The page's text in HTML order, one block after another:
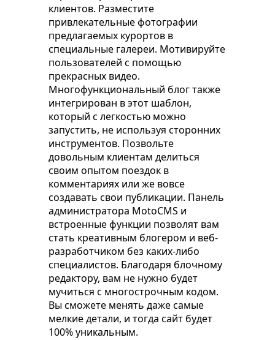
клиентов. Разместите
привлекательные фотографии
предлагаемых курортов в
специальные галереи. Мотивируйте
пользователей с помощью
прекрасных видео.
Многофункциональный блог также
интегрирован в этот шаблон,
который с легкостью можно
запустить, не используя сторонних
инструментов. Позвольте
довольным клиентам делиться
своим опытом поездок в
комментариях или же вовсе
создавать свои публикации. Панель
администратора MotoCMS и
встроенные функции позволят вам
стать креативным блогером и веб-
разработчиком без каких-либо
специалистов. Благодаря блочному
редактору, вам не нужно будет
мучиться с многострочным кодом.
Вы сможете менять даже самые
мелкие детали, и тогда сайт будет
100% уникальным.